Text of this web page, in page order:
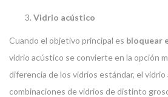
Vidrio acústico
Cuando el objetivo principal es bloquear
vidrio acústico se convierte en la opción
diferencia de los vidrios estándar, el
combinaciones de vidrios de distinto